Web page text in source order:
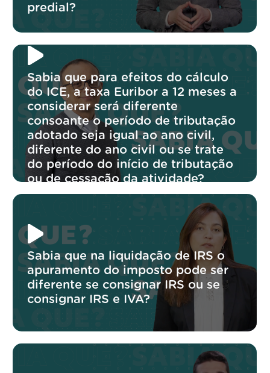
predial?
Sabia que para efeitos do cálculo
do ICE, a taxa Euribor a 12 meses a
considerar será diferente
consoante o período de tributação
adotado seja igual ao ano civil,
diferente do ano civil ou se trate
do período do início de tributação
ou de cessação da atividade?
Sabia que na liquidação de IRS o
apuramento do imposto pode ser
diferente se consignar IRS ou se
consignar IRS e IVA?